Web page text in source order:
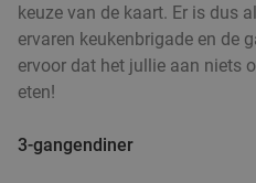
keuze van de kaart. Er is dus
ervaren keukenbrigade en de
ervoor dat het jullie aan niets
eten!
3-gangendiner